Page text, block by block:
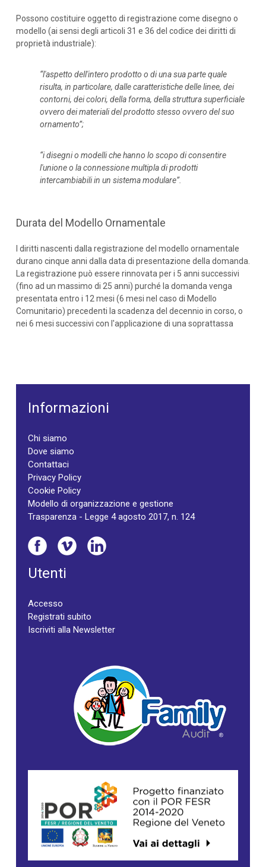
Possono costituire oggetto di registrazione come disegno o
modello (ai sensi degli articoli 31 e 36 del codice dei diritti di
proprietà industriale):
“l'aspetto dell'intero prodotto o di una sua parte quale
risulta, in particolare, dalle caratteristiche delle linee, dei
contorni, dei colori, della forma, della struttura superficiale
ovvero dei materiali del prodotto stesso ovvero del suo
ornamento”;
“i disegni o modelli che hanno lo scopo di consentire
l'unione o la connessione multipla di prodotti
intercambiabili in un sistema modulare”.
Durata del Modello Ornamentale
I diritti nascenti dalla registrazione del modello ornamentale
durano cinque anni dalla data di presentazione della domanda.
La registrazione può essere rinnovata per i 5 anni successivi
(fino ad un massimo di 25 anni) purché la domanda venga
presentata entro i 12 mesi (6 mesi nel caso di Modello
Comunitario) precedenti la scadenza del decennio in corso, o
nei 6 mesi successivi con l'applicazione di una soprattassa
Informazioni
Chi siamo
Dove siamo
Contattaci
Privacy Policy
Cookie Policy
Modello di organizzazione e gestione
Trasparenza - Legge 4 agosto 2017, n. 124
Utenti
Accesso
Registrati subito
Iscriviti alla Newsletter